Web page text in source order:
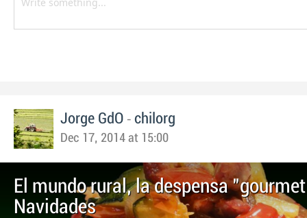
Jorge GdO - chilorg
Dec 17, 2014 at 15:00
El mundo rural, la despensa
Navidades